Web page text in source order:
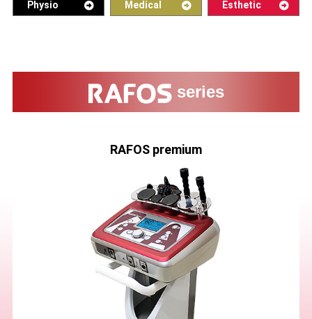
Physio Medical Esthetic
series
RAFOS premium